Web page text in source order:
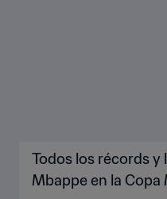
Todos los récords y
Mbappe en la Copa